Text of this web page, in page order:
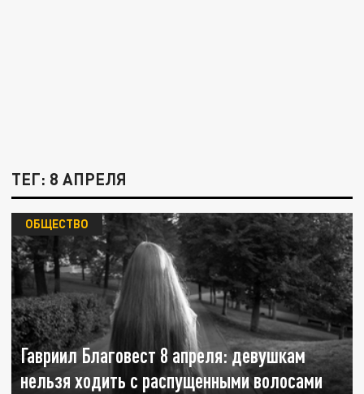
ТЕГ: 8 АПРЕЛЯ
Гавриил Благовест 8 апреля: девушкам
нельзя ходить с распущенными волосами
ОБЩЕСТВО